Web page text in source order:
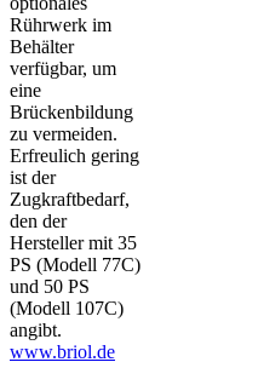
Rührwerk im
Behälter
verfügbar, um
eine
Brückenbildung
zu vermeiden.
Erfreulich gering
ist der
Zugkraftbedarf,
den der
Hersteller mit 35
PS (Modell 77C)
und 50 PS
(Modell 107C)
angibt.
www.briol.de